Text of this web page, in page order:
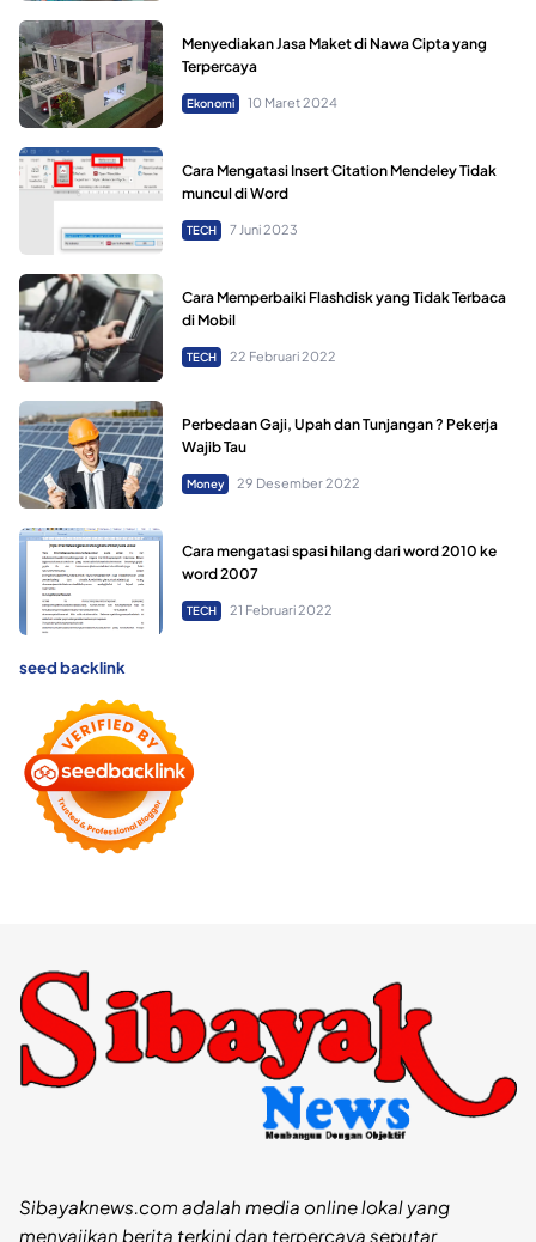
Menyediakan Jasa Maket di Nawa Cipta yang
Terpercaya
Ekonomi 10 Maret 2024
Cara Mengatasi Insert Citation Mendeley Tidak
muncul di Word
TECH 7 Juni 2023
Cara Memperbaiki Flashdisk yang Tidak Terbaca
di Mobil
TECH 22 Februari 2022
Perbedaan Gaji, Upah dan Tunjangan ? Pekerja
Wajib Tau
Money 29 Desember 2022
Cara mengatasi spasi hilang dari word 2010 ke
word 2007
TECH 21 Februari 2022
seed backlink
Sibayaknews.com adalah media online lokal yang
menyajikan berita terkini dan terpercaya seputar